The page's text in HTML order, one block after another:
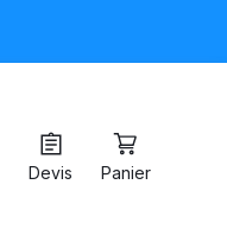
Devis Panier